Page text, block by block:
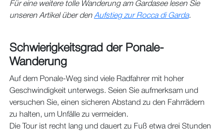
Für eine weitere tolle Wanderung am Gardasee lesen Sie
unseren Artikel über den Aufstieg zur Rocca di Garda.
Schwierigkeitsgrad der Ponale-
Wanderung
Auf dem Ponale-Weg sind viele Radfahrer mit hoher
Geschwindigkeit unterwegs. Seien Sie aufmerksam und
versuchen Sie, einen sicheren Abstand zu den Fahrrädern
zu halten, um Unfälle zu vermeiden.
Die Tour ist recht lang und dauert zu Fuß etwa drei Stunden